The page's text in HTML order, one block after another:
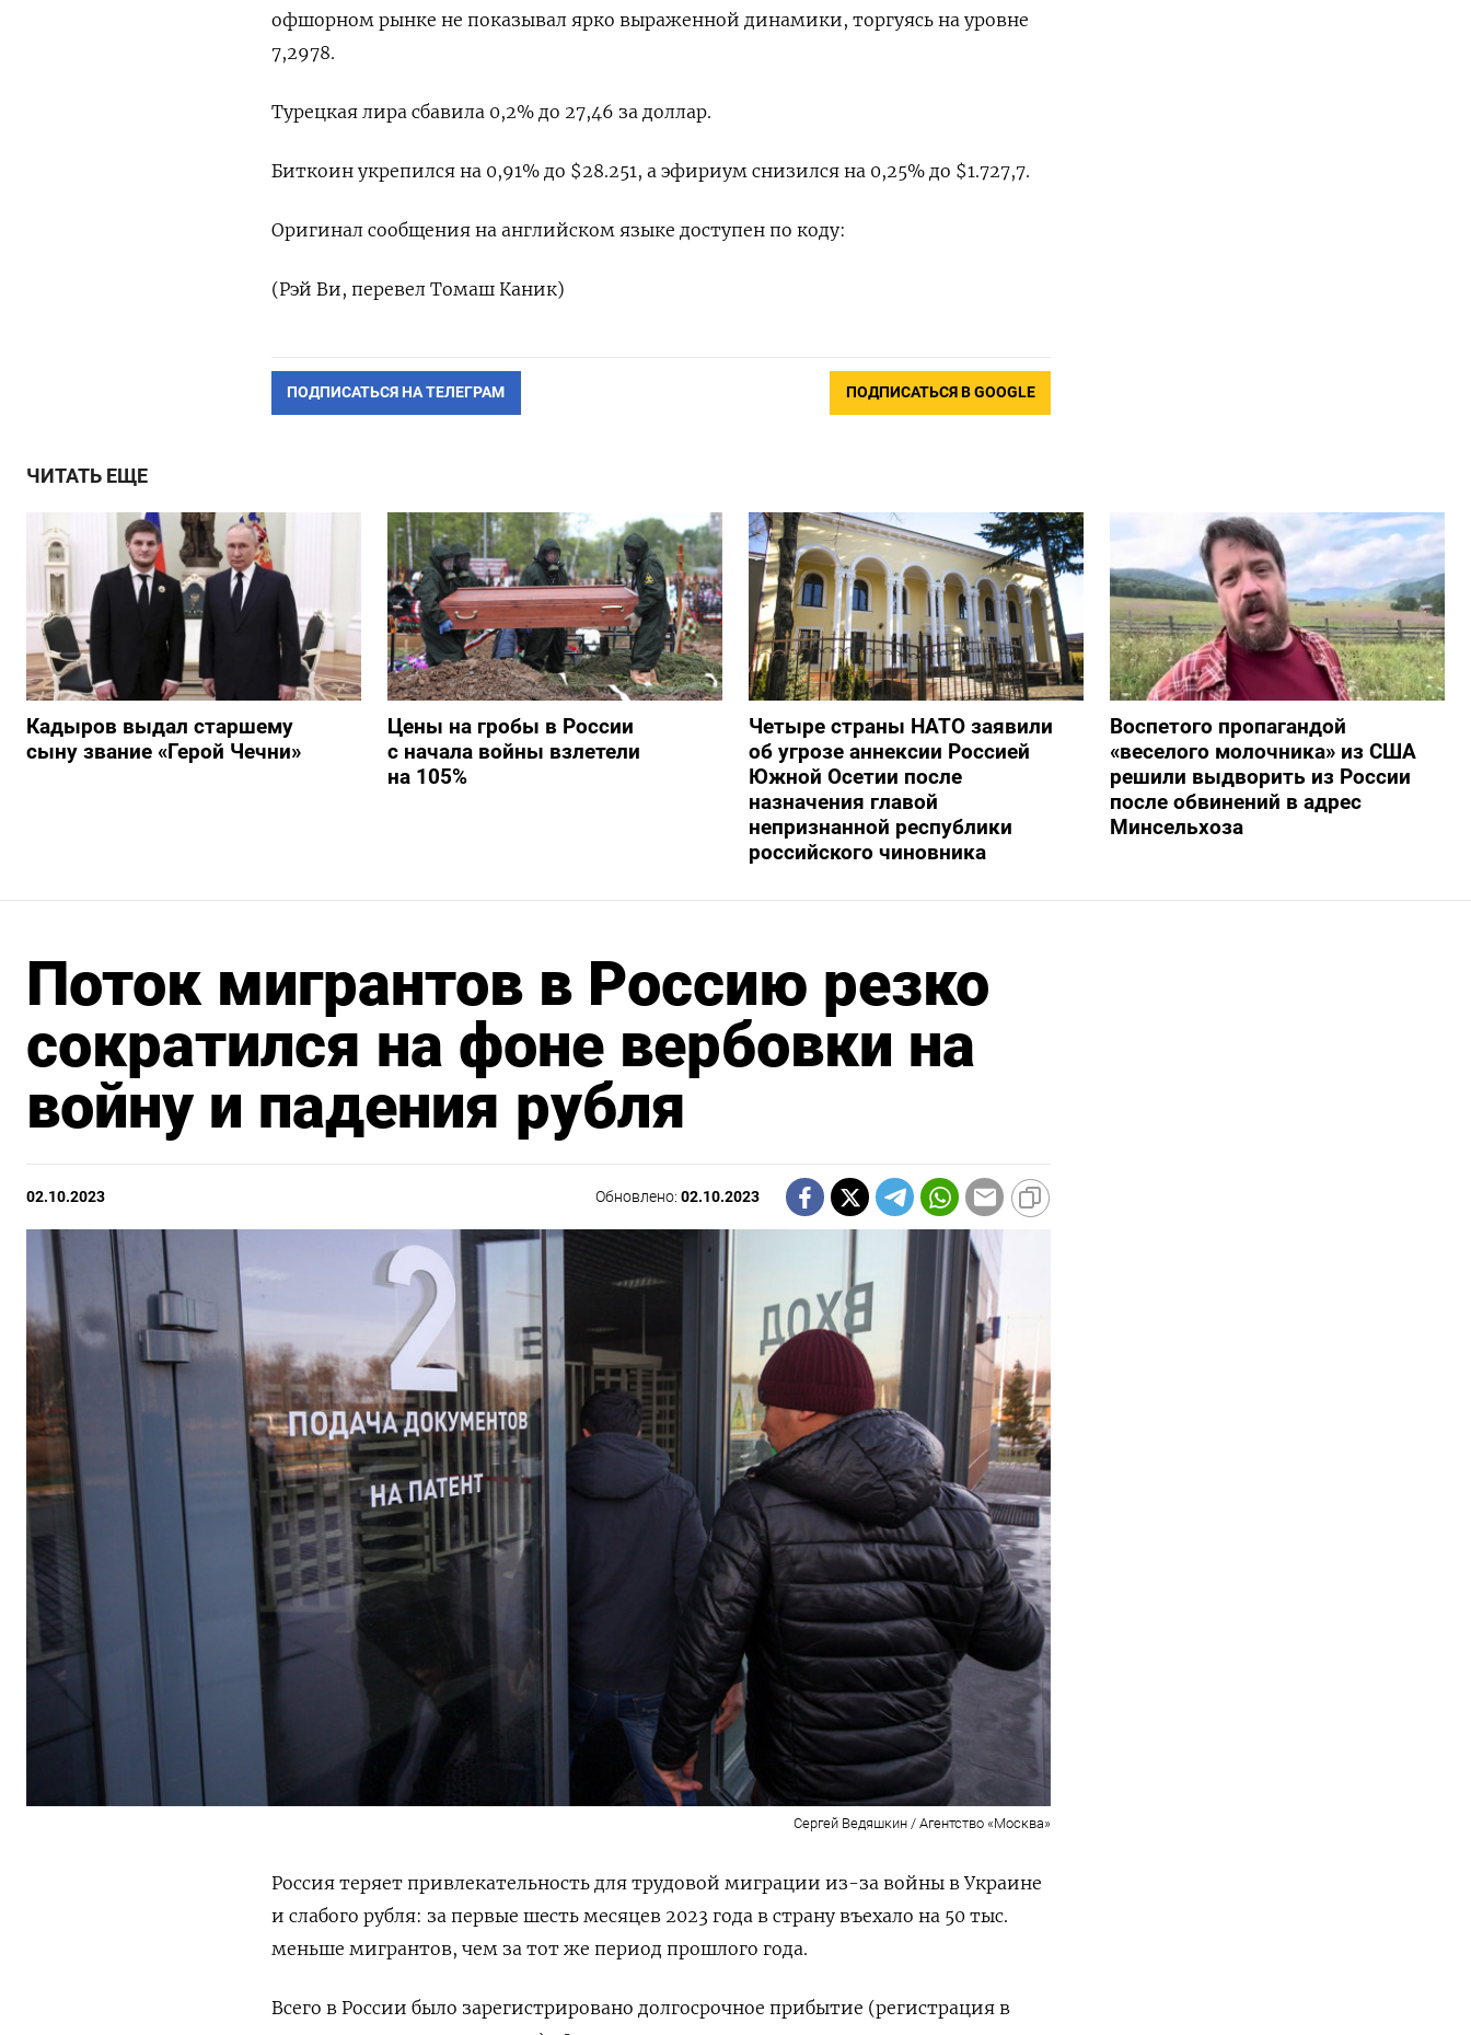
офшорном рынке не показывал ярко выраженной динамики, торгуясь на уровне
7,2978.
Турецкая лира сбавила 0,2% до 27,46 за доллар.
Биткоин укрепился на 0,91% до $28.251, а эфириум снизился на 0,25% до $1.727,7.
Оригинал сообщения на английском языке доступен по коду:
(Рэй Ви, перевел Томаш Каник)
ПОДПИСАТЬСЯ НА ТЕЛЕГРАМ ПОДПИСАТЬСЯ В GOOGLE
ЧИТАТЬ ЕЩЕ
Кадыров выдал старшему
сыну звание «Герой Чечни»
Цены на гробы в России
с начала войны взлетели
на 105%
Четыре страны НАТО заявили
об угрозе аннексии Россией
Южной Осетии после
назначения главой
непризнанной республики
российского чиновника
Воспетого пропагандой
«веселого молочника» из США
решили выдворить из России
после обвинений в адрес
Минсельхоза
Поток мигрантов в Россию резко
сократился на фоне вербовки на
войну и падения рубля
02.10.2023 Обновлено:02.10.2023
Сергей Ведяшкин / Агентство «Москва»
Россия теряет привлекательность для трудовой миграции из-за войны в Украине
и слабого рубля: за первые шесть месяцев 2023 года в страну въехало на 50 тыс.
меньше мигрантов, чем за тот же период прошлого года.
Всего в России было зарегистрировано долгосрочное прибытие (регистрация в